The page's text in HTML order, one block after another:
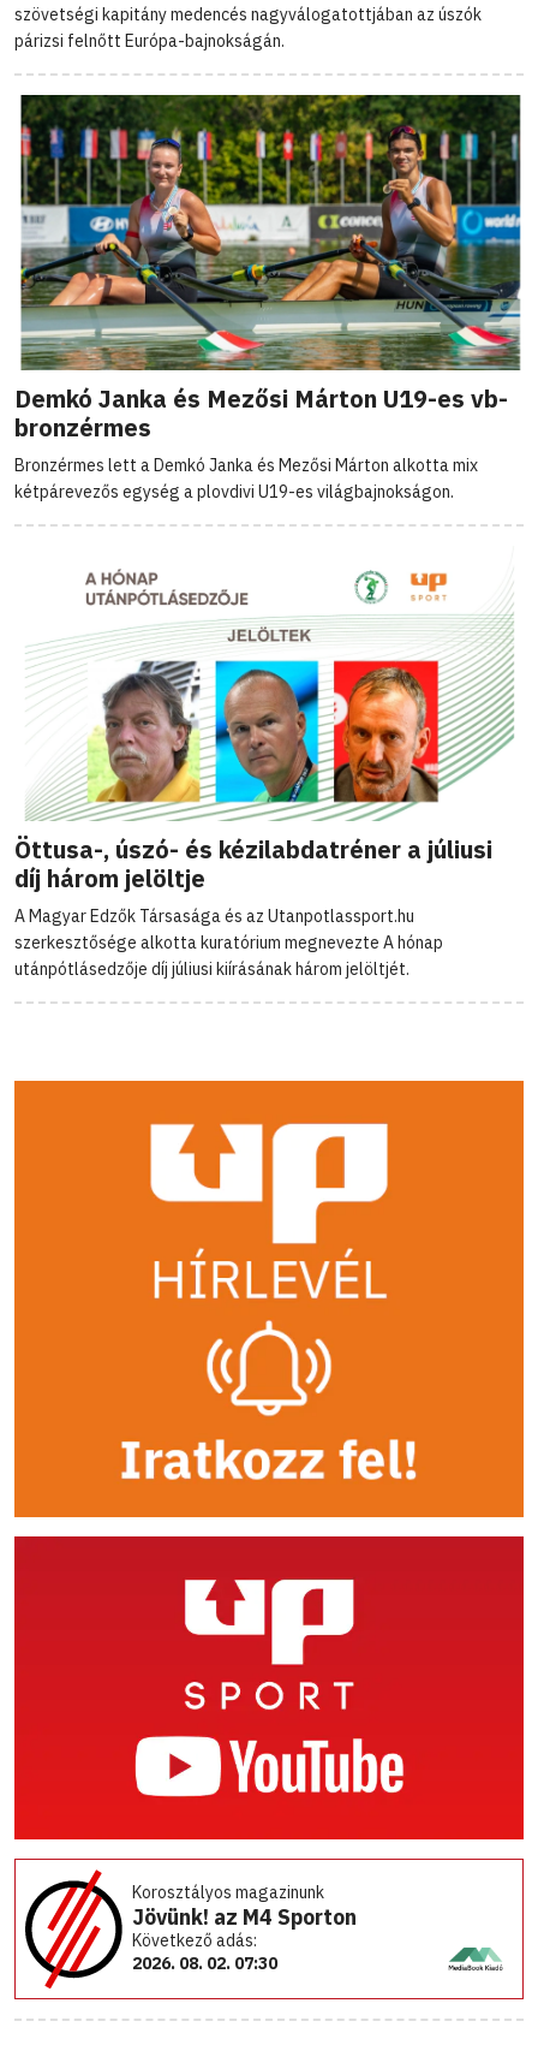
szövetségi kapitány medencés nagyválogatottjában az úszók
párizsi felnőtt Európa-bajnokságán.
Demkó Janka és Mezősi Márton U19-es vb-
bronzérmes
Bronzérmes lett a Demkó Janka és Mezősi Márton alkotta mix
kétpárevezős egység a plovdivi U19-es világbajnokságon.
Öttusa-, úszó- és kézilabdatréner a júliusi
díj három jelöltje
A Magyar Edzők Társasága és az Utanpotlassport.hu
szerkesztősége alkotta kuratórium megnevezte A hónap
utánpótlásedzője díj júliusi kiírásának három jelöltjét.
Korosztályos magazinunk
Jövünk! az M4 Sporton
Következő adás:
2026. 08. 02. 07:30